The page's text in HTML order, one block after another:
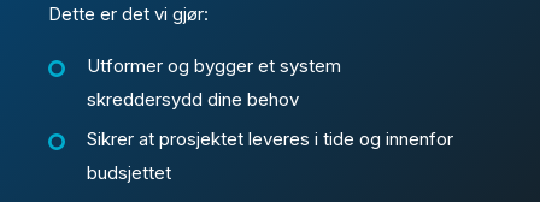
Dette er det vi gjør:
Utformer og bygger et system
skreddersydd dine behov
Sikrer at prosjektet leveres i tide og innenfor
budsjettet